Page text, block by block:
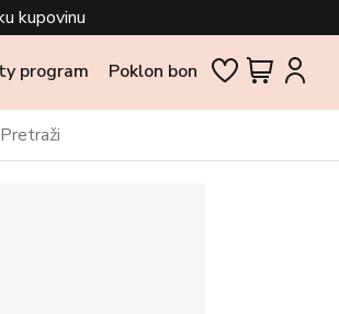
kupovinu
program Poklon bon